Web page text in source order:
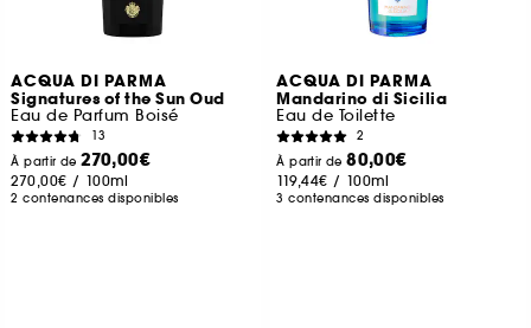
ACQUA DI PARMA
Signatures of the Sun Oud
Eau de Parfum Boisé
13
À partir de270,00€
270,00€ / 100ml
2 contenances disponibles
ACQUA DI PARMA
Mandarino di Sicilia
Eau de Toilette
2
À partir de80,00€
119,44€ / 100ml
3 contenances disponibles